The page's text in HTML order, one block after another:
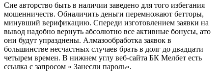
Сие авторство быть в наличии заведено для того избегания
мошенничеств. Обналичить деньги перемножают бетторы,
минувший верификацию. Спереди изготовлением заявки на
вывод надобно вернуть абсолютно все активные бонусы, ато
они будут упразднены. Алмазообработка заявок в
большинстве несчастных случаев брать в долг до двадцати
четырем времен. В нижнем углу веб-сайта БК Мелбет есть
ссылка с запросом « Занесли пароль».